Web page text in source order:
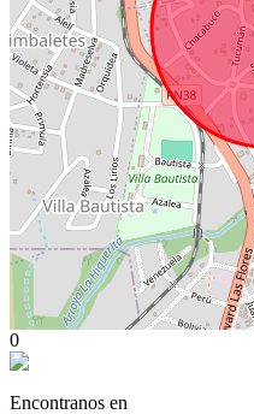
0
Encontranos en